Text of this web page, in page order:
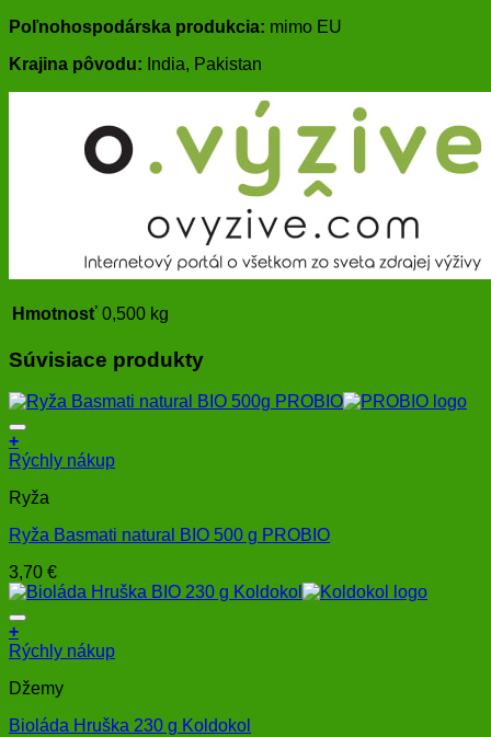
Poľnohospodárska produkcia: mimo EU
Krajina pôvodu: India, Pakistan
Hmotnosť 0,500 kg
Súvisiace produkty
+
Rýchly nákup
Ryža
Ryža Basmati natural BIO 500 g PROBIO
3,70 €
+
Rýchly nákup
Džemy
Bioláda Hruška 230 g Koldokol